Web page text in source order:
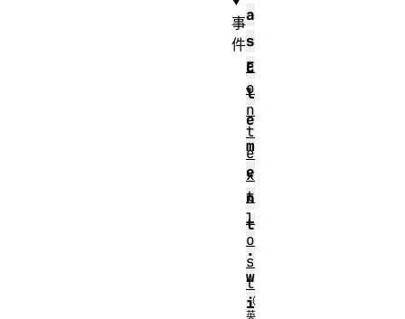
a
s
E
l
e
m
e
n
t
.
w
i
事
件
c
o
n
t
e
x
t
l
o
s
t